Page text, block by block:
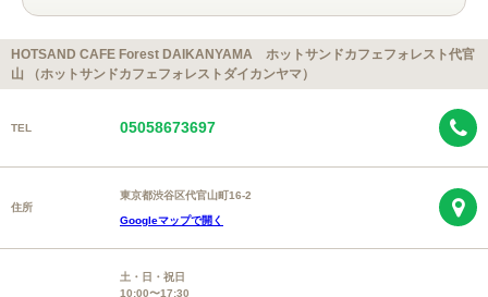
HOTSAND CAFE Forest DAIKANYAMA ホットサンドカフェフォレスト代官
山 （ホットサンドカフェフォレストダイカンヤマ）
TEL 05058673697
住所
東京都渋谷区代官山町16-2
Googleマップで開く
土・日・祝日
10:00〜17:30